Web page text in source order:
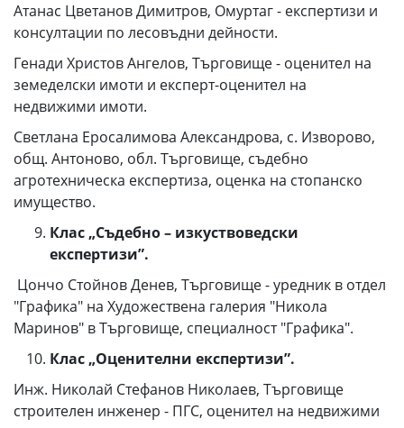
Атанас Цветанов Димитров, Омуртаг - експертизи и
консултации по лесовъдни дейности.
Генади Христов Ангелов, Търговище - оценител на
земеделски имоти и експерт-оценител на
недвижими имоти.
Светлана Еросалимова Александрова, с. Изворово,
общ. Антоново, обл. Търговище, съдебно
агротехническа експертиза, оценка на стопанско
имущество.
Клас „Съдебно – изкуствоведски
експертизи”.
Цончо Стойнов Денев, Търговище - уредник в отдел
"Графика" на Художествена галерия "Никола
Маринов" в Търговище, специалност "Графика".
Клас „Оценителни експертизи”.
Инж. Николай Стефанов Николаев, Търговище
строителен инженер - ПГС, оценител на недвижими